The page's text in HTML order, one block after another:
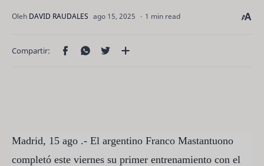
1 min read
Madrid, 15 ago .- El argentino Franco Mastantuono
completó este viernes su primer entrenamiento con el